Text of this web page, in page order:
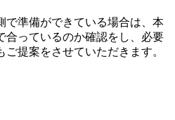
で準備ができている場合は、本
合っているのか確認をし、必要
提案をさせていただきます。